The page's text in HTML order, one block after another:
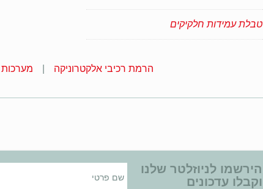
טבלת עמידות חלקיקים
הרמת רכיבי אלקטרוניקה
הירשמו לניוזלטר שלנו
וקבלו עדכונים